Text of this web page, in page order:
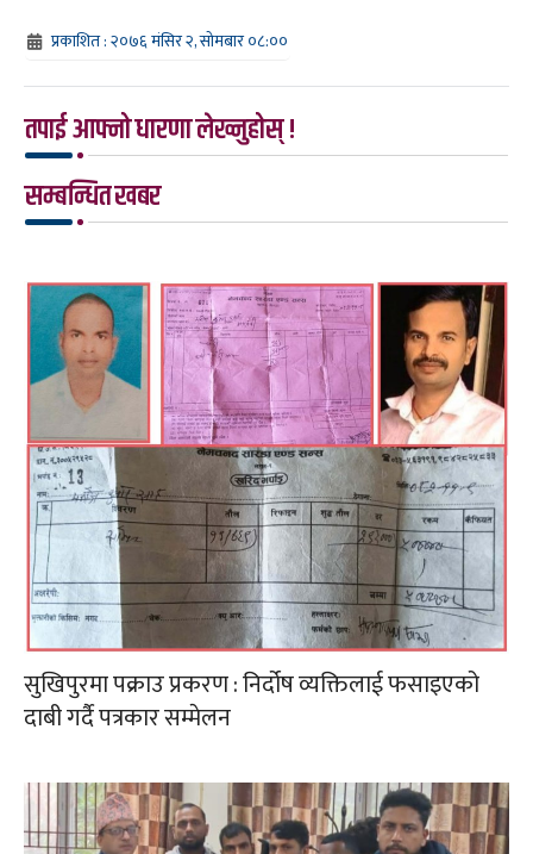
प्रकाशित : २०७६ मंसिर २, सोमबार ०८:००
तपाई आफ्नो धारणा लेख्नुहोस् !
सम्बन्धित खबर
सुखिपुरमा पक्राउ प्रकरण : निर्दोष व्यक्तिलाई फसाइएको
दाबी गर्दै पत्रकार सम्मेलन